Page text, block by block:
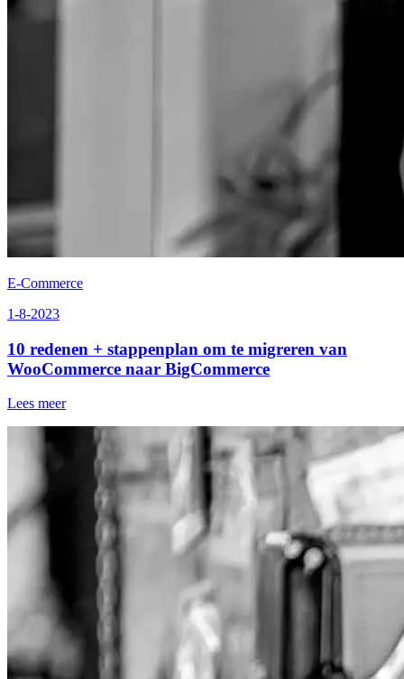
E-Commerce
1-8-2023
10 redenen + stappenplan om te migreren van
WooCommerce naar BigCommerce
Lees meer